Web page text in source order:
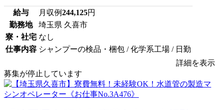
給与 月収例244,125円
勤務地
埼玉県 久喜市
寮・社宅 なし
仕事内容 シャンプーの検品・梱包 / 化学系工場 / 日勤
詳細を表示
募集が停止しています